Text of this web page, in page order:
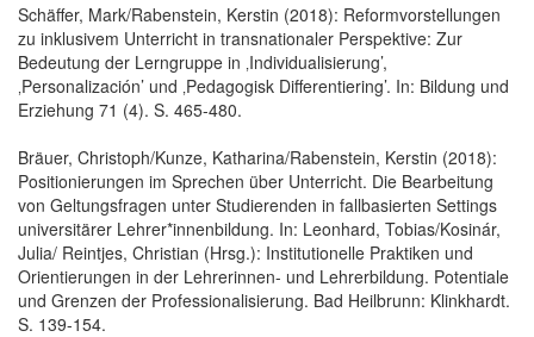
Schäffer, Mark/Rabenstein, Kerstin (2018): Reformvorstellungen
zu inklusivem Unterricht in transnationaler Perspektive: Zur
Bedeutung der Lerngruppe in ‚Individualisierung’,
‚Personalización’ und ‚Pedagogisk Differentiering’. In: Bildung und
Erziehung 71 (4). S. 465-480.
Bräuer, Christoph/Kunze, Katharina/Rabenstein, Kerstin (2018):
Positionierungen im Sprechen über Unterricht. Die Bearbeitung
von Geltungsfragen unter Studierenden in fallbasierten Settings
universitärer Lehrer*innenbildung. In: Leonhard, Tobias/Kosinár,
Julia/ Reintjes, Christian (Hrsg.): Institutionelle Praktiken und
Orientierungen in der Lehrerinnen- und Lehrerbildung. Potentiale
und Grenzen der Professionalisierung. Bad Heilbrunn: Klinkhardt.
S. 139-154.